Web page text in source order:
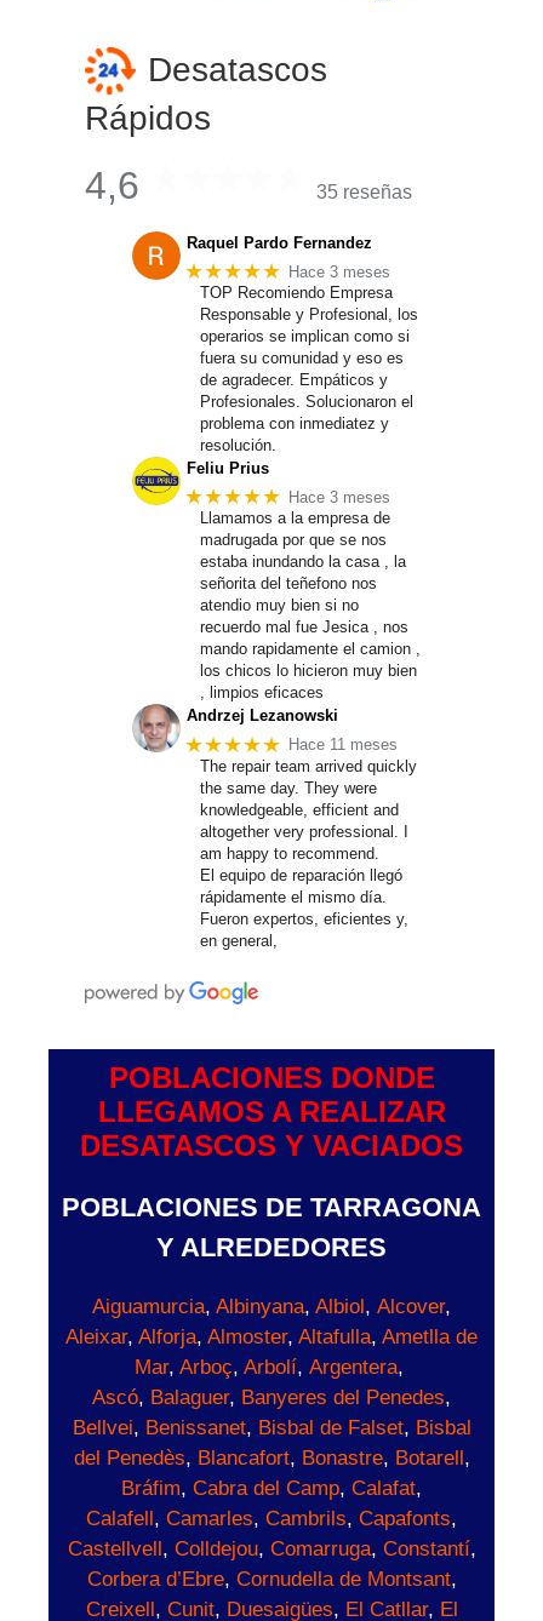
Desatascos
Rápidos
4,6 35 reseñas
Raquel Pardo Fernandez
★★★★★ Hace 3 meses
TOP Recomiendo Empresa
Responsable y Profesional, los
operarios se implican como si
fuera su comunidad y eso es
de agradecer. Empáticos y
Profesionales. Solucionaron el
problema con inmediatez y
resolución.
Feliu Prius
★★★★★ Hace 3 meses
Llamamos a la empresa de
madrugada por que se nos
estaba inundando la casa , la
señorita del teñefono nos
atendio muy bien si no
recuerdo mal fue Jesica , nos
mando rapidamente el camion ,
los chicos lo hicieron muy bien
, limpios eficaces
Andrzej Lezanowski
★★★★★ Hace 11 meses
The repair team arrived quickly
the same day. They were
knowledgeable, efficient and
altogether very professional. I
am happy to recommend.
El equipo de reparación llegó
rápidamente el mismo día.
Fueron expertos, eficientes y,
en general,
POBLACIONES DONDE
LLEGAMOS A REALIZAR
DESATASCOS Y VACIADOS
POBLACIONES DE TARRAGONA
Y ALREDEDORES
Aiguamurcia, Albinyana, Albiol, Alcover,
Aleixar, Alforja, Almoster, Altafulla, Ametlla de
Mar, Arboç, Arbolí, Argentera,
Ascó, Balaguer, Banyeres del Penedes,
Bellvei, Benissanet, Bisbal de Falset, Bisbal
del Penedès, Blancafort, Bonastre, Botarell,
Bráfim, Cabra del Camp, Calafat,
Calafell, Camarles, Cambrils, Capafonts,
Castellvell, Colldejou, Comarruga, Constantí,
Corbera d’Ebre, Cornudella de Montsant,
Creixell, Cunit, Duesaigües, El Catllar, El